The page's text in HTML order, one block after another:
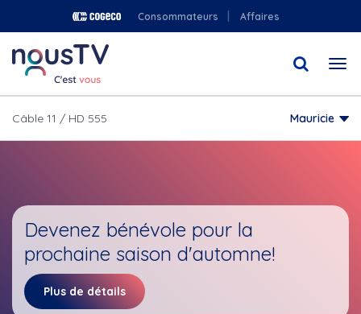
au
contenu
principal
Consommateurs Affaires
Câble 11 / HD 555 Mauricie
Devenez bénévole pour la
prochaine saison d'automne!
Plus de détails